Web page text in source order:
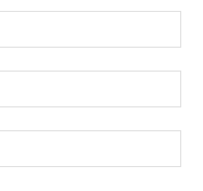
:*
:*
: